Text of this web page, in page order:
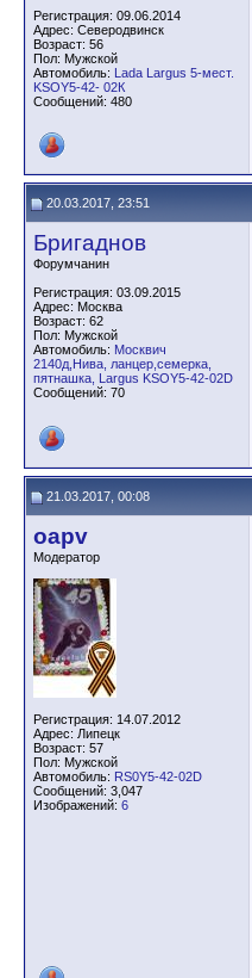
Регистрация: 09.06.2014
Адрес: Северодвинск
Возраст: 56
Пол: Мужской
Автомобиль: Lada Largus 5-мест.
KSOY5-42- 02К
Сообщений: 480
20.03.2017, 23:51
Бригаднов
Форумчанин
Регистрация: 03.09.2015
Адрес: Москва
Возраст: 62
Пол: Мужской
Автомобиль: Москвич
2140д,Нива, ланцер,семерка,
пятнашка, Largus KSOY5-42-02D
Сообщений: 70
21.03.2017, 00:08
oapv
Модератор
Регистрация: 14.07.2012
Адрес: Липецк
Возраст: 57
Пол: Мужской
Автомобиль: RS0Y5-42-02D
Сообщений: 3,047
Изображений: 6